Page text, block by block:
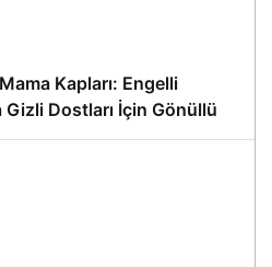
Kapları: Engelli
Dostları İçin Gönüllü